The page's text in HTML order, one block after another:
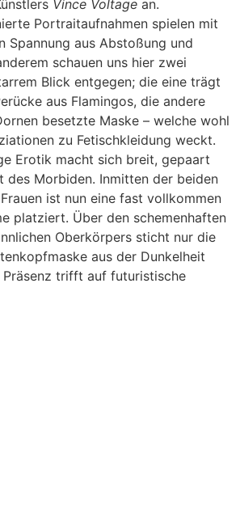
Vince Voltage an.
Portraitaufnahmen spielen mit
Spannung aus Abstoßung und
schauen uns hier zwei
Blick entgegen; die eine trägt
aus Flamingos, die andere
besetzte Maske – welche wohl
zu Fetischkleidung weckt.
Erotik macht sich breit, gepaart
des Morbiden. Inmitten der beiden
ist nun eine fast vollkommen
platziert. Über den schemenhaften
Oberkörpers sticht nur die
aus der Dunkelheit
Präsenz trifft auf futuristische